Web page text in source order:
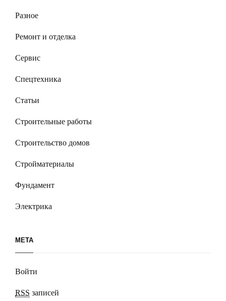
Разное
Ремонт и отделка
Сервис
Спецтехника
Статьи
Строительные работы
Строительство домов
Стройматериалы
Фундамент
Электрика
МЕТА
Войти
RSS записей